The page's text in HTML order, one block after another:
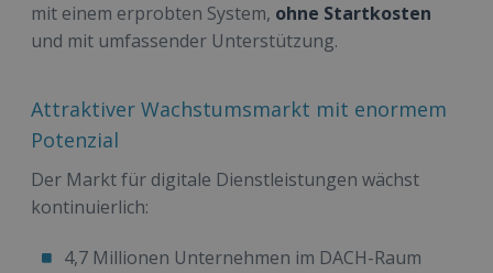
mit einem erprobten System, ohne Startkosten
und mit umfassender Unterstützung.
Attraktiver Wachstumsmarkt mit enormem
Potenzial
Der Markt für digitale Dienstleistungen wächst
kontinuierlich:
4,7 Millionen Unternehmen im DACH-Raum